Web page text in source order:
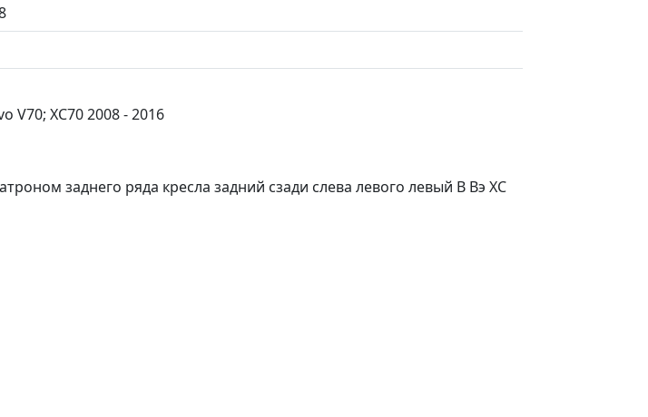
V70; XC70 2008 - 2016
заднего ряда кресла задний сзади слева левого левый В Вэ ХС